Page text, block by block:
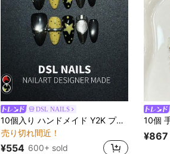
DSL NAILS
10個入り ハンドメイド Y2K プレスオンネイル、ブラック シルバー メタリック & イエロー ドットベースに手描きスター & シルバーメタリックデコレーション、クールなストリートスタイル パーティー、ウェディング、デイリーウェア用、ツールキット付き、女性と女の子へのユニークなギフト
売り切れ間近！
¥554 600+ sold
¥867